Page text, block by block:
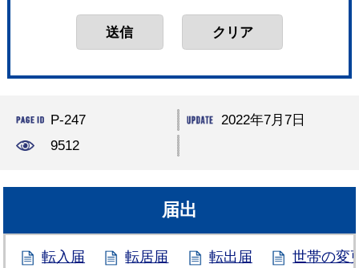
P-247
2022年7月7日
9512
届出
転入届 転居届 転出届 世帯の変